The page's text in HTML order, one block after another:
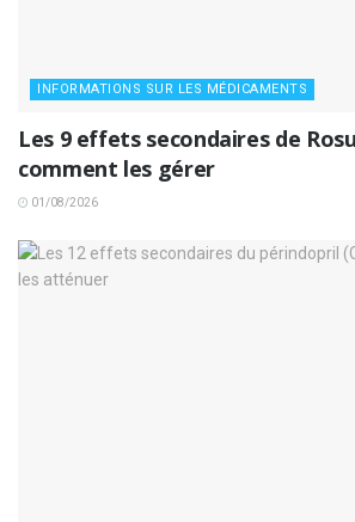
INFORMATIONS SUR LES MÉDICAMENTS
Les 9 effets secondaires de
comment les gérer
01/08/2026